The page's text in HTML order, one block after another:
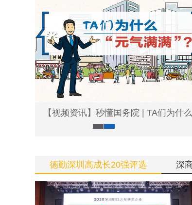
【视频资讯】秒懂国务院 | TA们为什么
德勤深圳高成长20强评选 深